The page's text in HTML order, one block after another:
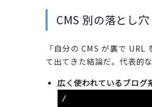
CMS 別の落とし
「自分の CMS が裏で
て出てきた結論だ。代表的
広く使われているブログ
/